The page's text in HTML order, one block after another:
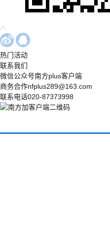
热门活动
联系我们
微信公众号南方plus客户端
商务合作nfplus289@163.com
联系电话020-87373998